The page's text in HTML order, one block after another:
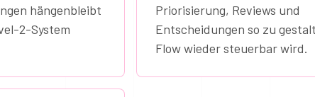
hängenbleibt
2-System
Priorisierung, Reviews und
Entscheidungen so zu
Flow wieder steuerbar wird.